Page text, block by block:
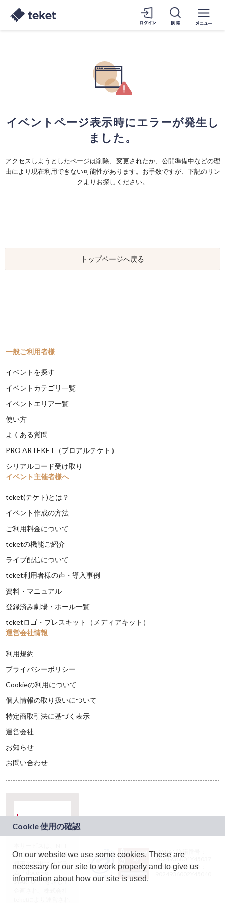
イベントページ表示時にエラーが発生し
ました。
アクセスしようとしたページは削除、変更されたか、公開準備中などの理
由により現在利用できない可能性があります。お手数ですが、下記のリン
クよりお探しください。
トップページへ戻る
一般ご利用者様
イベントを探す
イベントカテゴリ一覧
イベントエリア一覧
使い方
よくある質問
PRO ARTEKET（プロアルテケト）
シリアルコード受け取り
イベント主催者様へ
teket(テケト)とは？
イベント作成の方法
ご利用料金について
teketの機能ご紹介
ライブ配信について
teket利用者様の声・導入事例
資料・マニュアル
登録済み劇場・ホール一覧
teketロゴ・プレスキット（メディアキット）
運営会社情報
利用規約
プライバシーポリシー
Cookieの利用について
個人情報の取り扱いについて
特定商取引法に基づく表示
運営会社
お知らせ
お問い合わせ
ドコモグループの新
規事業創出プログラ
ム「docomo
STARTUP」を通じて
JASRAC許諾番号：
9024936001Y45037
JASRAC許諾番号：
On our website we use some cookies. These are
necessary for our site to work properly and to give us
information about how our site is used.